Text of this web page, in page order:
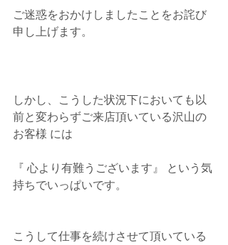
ご迷惑をおかけしましたことをお詫び
申し上げます。
しかし、こうした状況下においても以
前と変わらずご来店頂いている沢山の
お客様 には
『 心より有難うございます』 という気
持ちでいっぱいです。
こうして仕事を続けさせて頂いている